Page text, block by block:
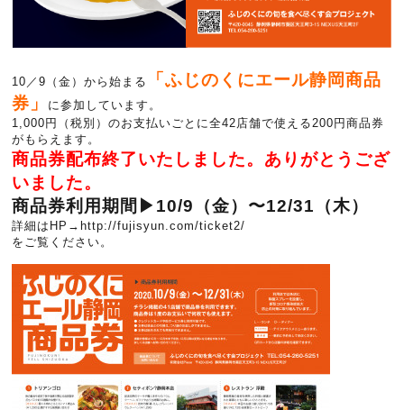
10／9（金）から始まる
「ふじのくにエール静岡商品
券」
に参加しています。
1,000円（税別）のお支払いごとに全42店舗で使える200円商品券
がもらえます。
商品券配布終了いたしました。ありがとうござ
いました。
商品券利用期間▶10/9（金）〜12/31（木）
詳細はHP→ http://fujisyun.com/ticket2/
をご覧ください。